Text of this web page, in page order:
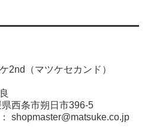
2nd（マツケセカンド）
西条市朔日市396-5
shopmaster@matsuke.co.jp